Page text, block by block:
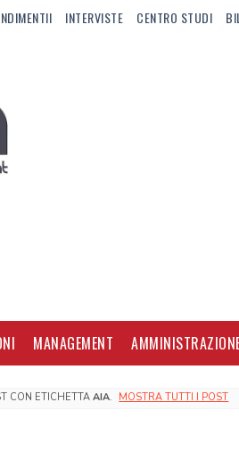
INTERVISTE CENTRO STUDI
MANAGEMENT
CON ETICHETTA AIA. MOSTRA TUTTI I POST